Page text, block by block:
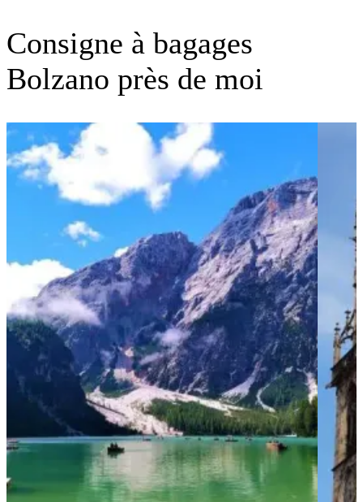
Consigne à bagages
Bolzano près de moi